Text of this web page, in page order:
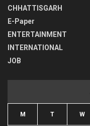
CHHATTISGARH
E-Paper
ENTERTAINMENT
INTERNATIONAL
JOB
M T W